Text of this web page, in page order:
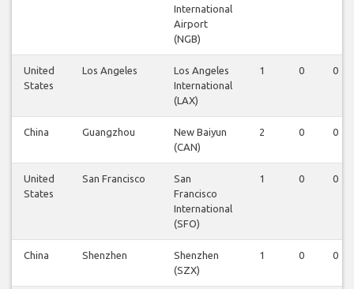
International
Airport
(NGB)
United
States
Los Angeles
Los Angeles
International
(LAX)
1 0 0
China Guangzhou
New Baiyun
(CAN)
2 0 0
United
States
San Francisco
San
Francisco
International
(SFO)
1 0 0
China Shenzhen
Shenzhen
(SZX)
1 0 0